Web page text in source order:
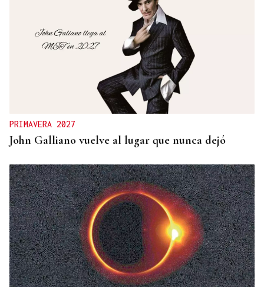
PRIMAVERA 2027
John Galliano vuelve al lugar que nunca dejó